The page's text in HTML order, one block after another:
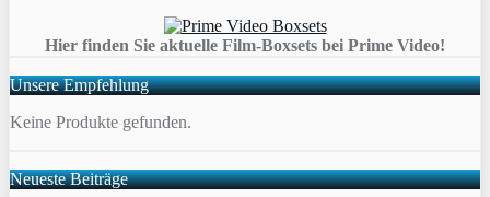
Hier finden Sie aktuelle Film-Boxsets bei Prime Video!
Unsere Empfehlung
Keine Produkte gefunden.
Neueste Beiträge